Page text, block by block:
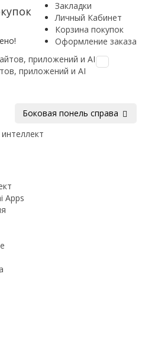
Закладки
Личный Кабинет
Корзина покупок
Оформление заказа
приложений и AI
Toggle
Боковая понель справа
Apps